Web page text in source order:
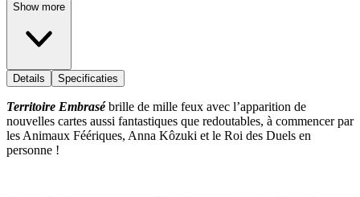
Show more
Details Specificaties
Territoire Embrasébrille de mille feux avec l’apparition de
nouvelles cartes aussi fantastiques que redoutables, à commencer par
les Animaux Féériques, Anna Kôzuki et le Roi des Duels en
personne !